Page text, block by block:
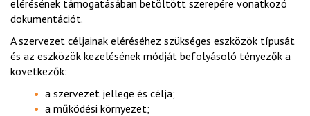
elérésének támogatásában betöltött szerepére vonatkozó
dokumentációt.
A szervezet céljainak eléréséhez szükséges eszközök típusát
és az eszközök kezelésének módját befolyásoló tényezők a
következők:
a szervezet jellege és célja;
a működési környezet;